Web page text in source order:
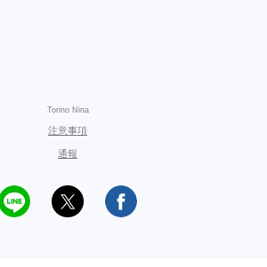
Torino Nina
注意事項
通報